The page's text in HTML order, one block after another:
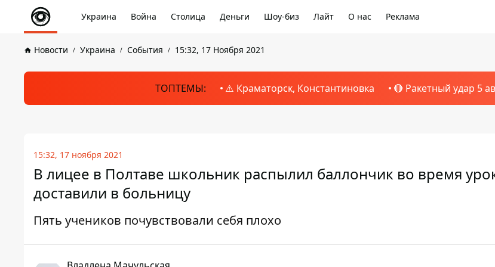
Украина Война Столица Деньги Шоу-биз Лайт О нас Реклама
Новости Украина События 15:32, 17 Ноября 2021
ТОПТЕМЫ: ⚠️ Краматорск, Константиновка 🔴 Ракетный удар 5
15:32, 17 ноября 2021
В лицее в Полтаве школьник распылил баллончик во время
доставили в больницу
Пять учеников почувствовали себя плохо